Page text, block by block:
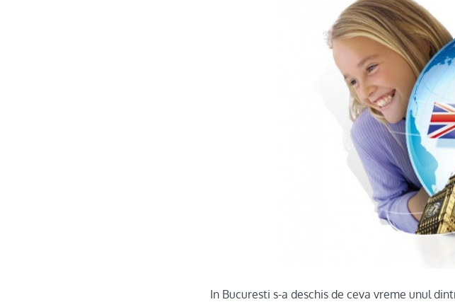
In Bucuresti s-a deschis de ceva vreme unul